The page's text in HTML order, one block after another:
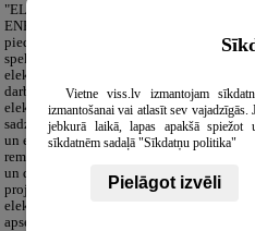
"ELECTRIC
ENERGY Kandava"
piedāvā pilna
spektra
elektromontāžas
darbus,
elektroinstalācijas,
sadzīves tehnikas
un elektronikas
remontu, vājstrāvas
un drošības sistēmu izbūvi, kā arī
projektēšanu, mērījumus un
elektrosaimniecības drošības riskus
apsekošanu.
Vietne viss.lv izmantojam
izmantošanai vai atlasīt sev
jebkurā laikā, lapas apakšā
sīkdatnēm sadaļā "Sīkdatņu politika"
Pielāgot izvēli